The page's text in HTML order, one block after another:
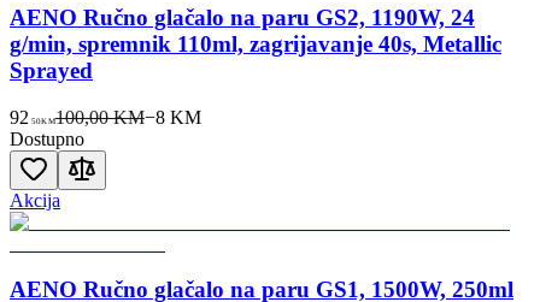
AENO Ručno glačalo na paru GS2, 1190W, 24
g/min, spremnik 110ml, zagrijavanje 40s, Metallic
Sprayed
92 50KM100,00 KM−8KM
Dostupno
Akcija
AENO Ručno glačalo na paru GS1, 1500W, 250ml